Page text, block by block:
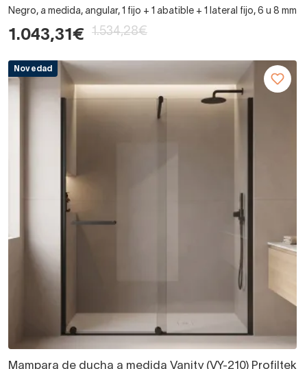
Negro, a medida, angular, 1 fijo + 1 abatible + 1 lateral fijo, 6 u 8 mm
1.043,31€ 1.534,28€
Novedad
Mampara de ducha a medida Vanity (VY-210) Profiltek